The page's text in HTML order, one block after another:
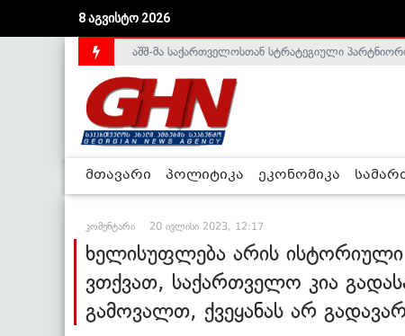
8 აგვისტო 2026
საქართველოს დე-ფაქტო მთავრობა
აშშ-მა საქართველოსთან სტრატეგიული
მთავარი პოლიტიკა ეკონომიკა
კომენტარი 20 ივლისი 2023, 12:17
ხელისუფლება არის
ვთქვათ, საქართველო კია
გამოვალთ, ქვეყანას არ